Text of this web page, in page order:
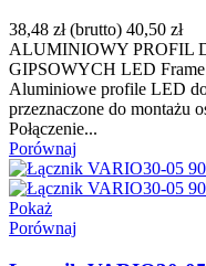
38,48 zł (brutto) 40,50 zł
ALUMINIOWY PROFIL
GIPSOWYCH LED
Aluminiowe profile LED
przeznaczone do montażu
Połączenie...
Porównaj
Pokaż
Porównaj